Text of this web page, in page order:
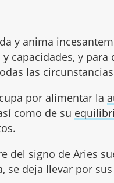
y anima
capacidades, y
las
por alimentar la
como de su
del signo de Aries
se deja llevar por